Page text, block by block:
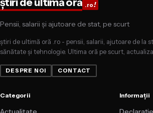
.ro!
Pensii, salarii și ajutoare de stat, pe scurt
știri de ultimă oră .ro - pensii, salarii, ajutoare de la
sănătate și tehnologie. Ultima oră pe scurt,
DESPRE NOI CONTACT
Categorii Informații